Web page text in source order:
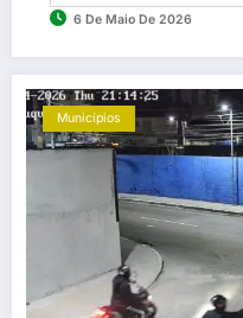
6 De Maio De 2026
Municípios